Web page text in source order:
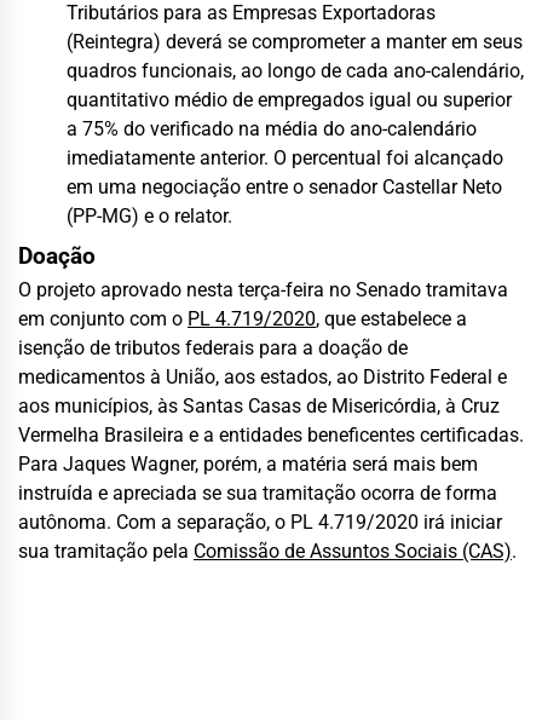
Tributários para as Empresas Exportadoras
(Reintegra) deverá se comprometer a manter em seus
quadros funcionais, ao longo de cada ano-calendário,
quantitativo médio de empregados igual ou superior
a 75% do verificado na média do ano-calendário
imediatamente anterior. O percentual foi alcançado
em uma negociação entre o senador Castellar Neto
(PP-MG) e o relator.
Doação
O projeto aprovado nesta terça-feira no Senado tramitava
em conjunto com o PL 4.719/2020, que estabelece a
isenção de tributos federais para a doação de
medicamentos à União, aos estados, ao Distrito Federal e
aos municípios, às Santas Casas de Misericórdia, à Cruz
Vermelha Brasileira e a entidades beneficentes certificadas.
Para Jaques Wagner, porém, a matéria será mais bem
instruída e apreciada se sua tramitação ocorra de forma
autônoma. Com a separação, o PL 4.719/2020 irá iniciar
sua tramitação pela Comissão de Assuntos Sociais (CAS).